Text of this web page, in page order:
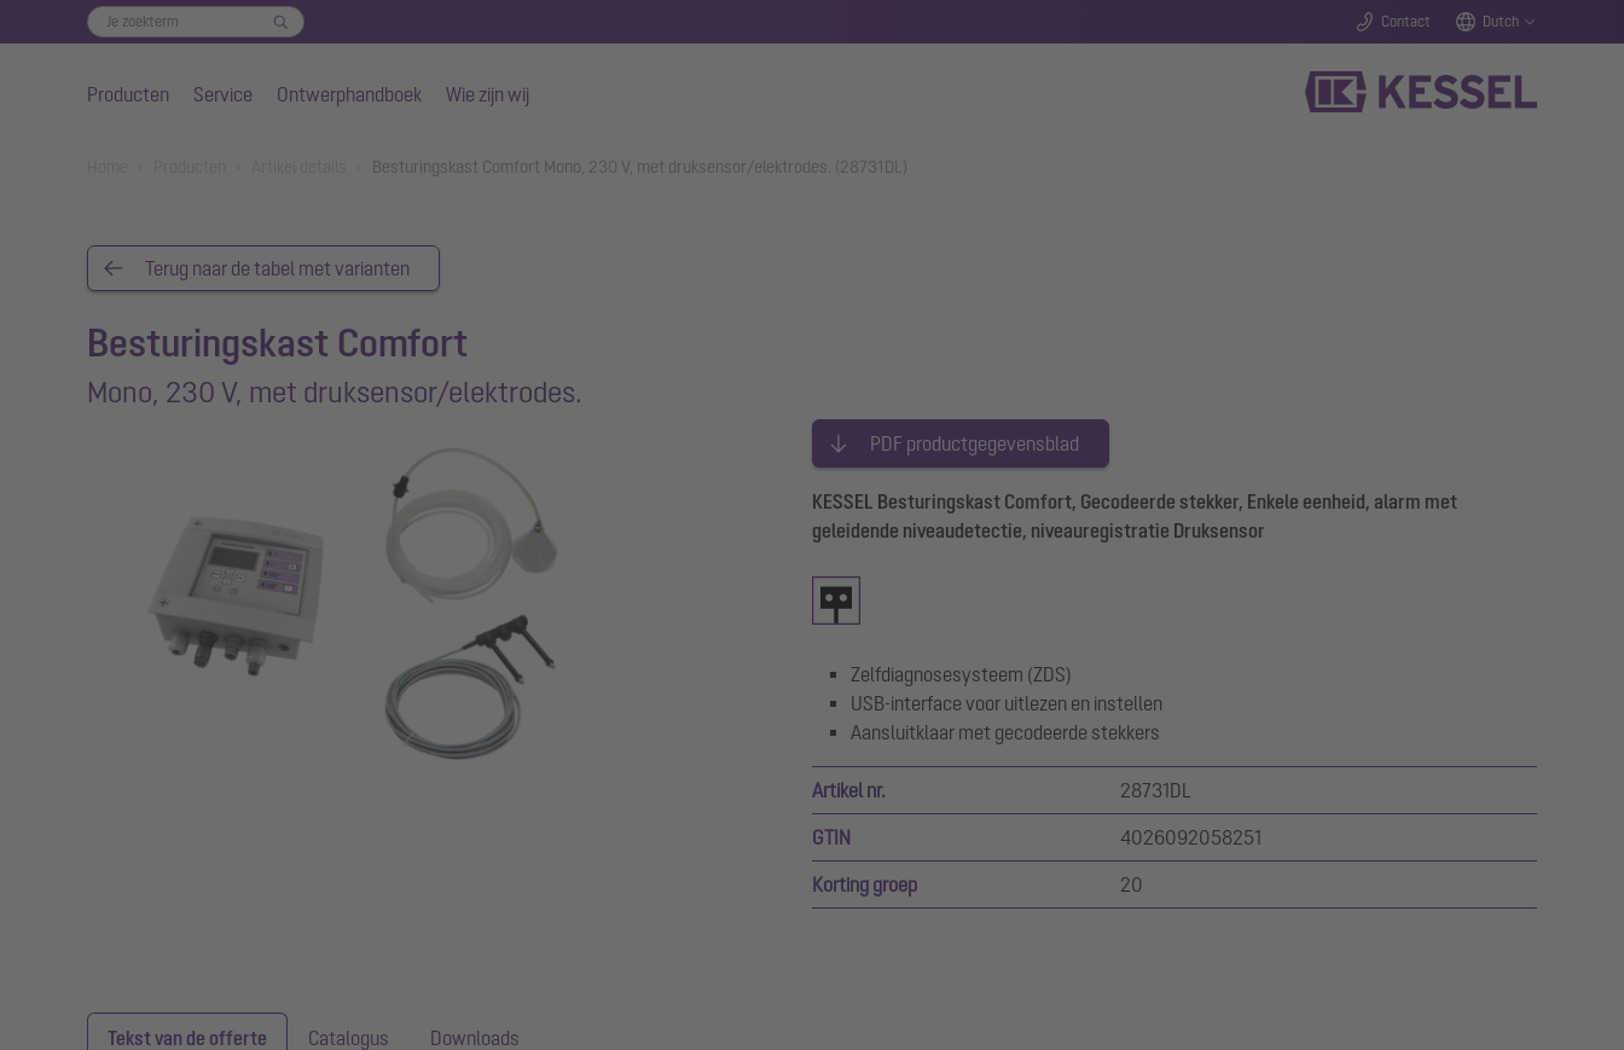
Contact Dutch
Producten Service Ontwerphandboek Wie zijn wij
Besturingskast Comfort Mono, 230 V, met druksensor/elektrodes. (28731DL)
Terug naar de tabel met varianten
Besturingskast Comfort
Mono, 230 V, met druksensor/elektrodes.
PDF productgegevensblad
KESSEL Besturingskast Comfort, Gecodeerde stekker, Enkele eenheid, alarm met
geleidende niveaudetectie, niveauregistratie Druksensor
Zelfdiagnosesysteem (ZDS)
USB-interface voor uitlezen en instellen
Aansluitklaar met gecodeerde stekkers
Artikel nr. 28731DL
GTIN 4026092058251
Korting groep 20
Tekst van de offerte Catalogus Downloads